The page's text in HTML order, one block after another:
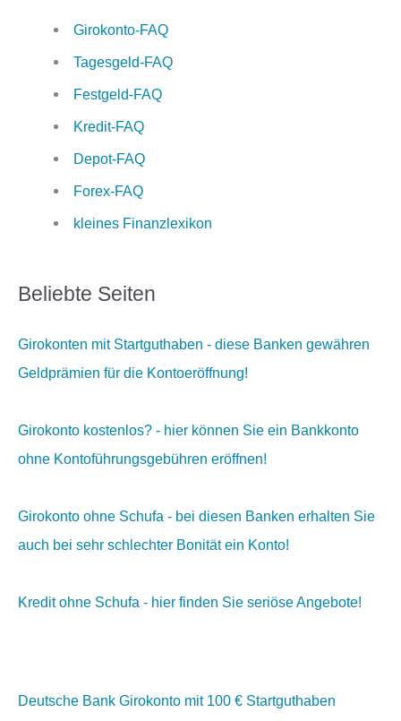
Girokonto-FAQ
Tagesgeld-FAQ
Festgeld-FAQ
Kredit-FAQ
Depot-FAQ
Forex-FAQ
kleines Finanzlexikon
Beliebte Seiten
Girokonten mit Startguthaben - diese Banken gewähren
Geldprämien für die Kontoeröffnung!
Girokonto kostenlos? - hier können Sie ein Bankkonto
ohne Kontoführungsgebühren eröffnen!
Girokonto ohne Schufa - bei diesen Banken erhalten Sie
auch bei sehr schlechter Bonität ein Konto!
Kredit ohne Schufa - hier finden Sie seriöse Angebote!
Deutsche Bank Girokonto mit 100 € Startguthaben